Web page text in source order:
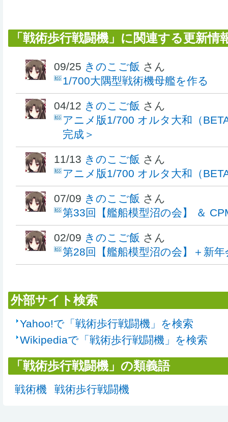
「戦術歩行戦闘機」に関連する更新情
09/25 きのこご飯 さん
1/700大隅型戦術機母艦を作る
04/12 きのこご飯 さん
アニメ版1/700 オルタ大和（
完成＞
11/13 きのこご飯 さん
アニメ版1/700 オルタ大和（
07/09 きのこご飯 さん
第33回【艦船模型沼の会】 ＆
02/09 きのこご飯 さん
第28回【艦船模型沼の会】＋新年
外部サイト検索
Yahoo!で「戦術歩行戦闘機」を検索
Wikipediaで「戦術歩行戦闘機」を検索
「戦術歩行戦闘機」の類義語
戦術機 戦術歩行戦闘機